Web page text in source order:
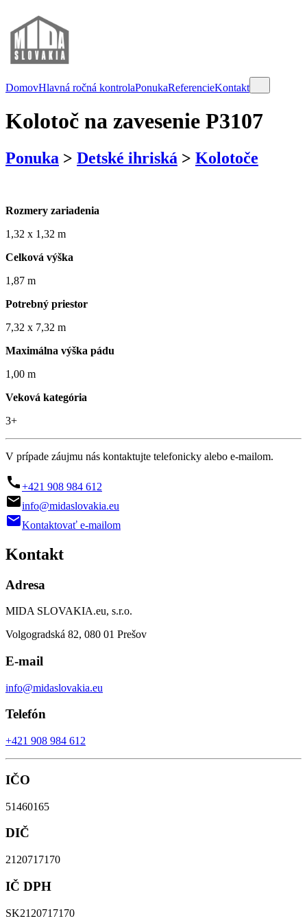
DomovHlavná ročná kontrolaPonukaReferencieKontakt
Kolotoč na zavesenie P3107
Ponuka > Detské ihriská > Kolotoče
Rozmery zariadenia
1,32 x 1,32 m
Celková výška
1,87 m
Potrebný priestor
7,32 x 7,32 m
Maximálna výška pádu
1,00 m
Veková kategória
3+
V prípade záujmu nás kontaktujte telefonicky alebo e-mailom.
+421 908 984 612
info@midaslovakia.eu
Kontaktovať e-mailom
Kontakt
Adresa
MIDA SLOVAKIA.eu, s.r.o.
Volgogradská 82, 080 01 Prešov
E-mail
info@midaslovakia.eu
Telefón
+421 908 984 612
IČO
51460165
DIČ
2120717170
IČ DPH
SK2120717170